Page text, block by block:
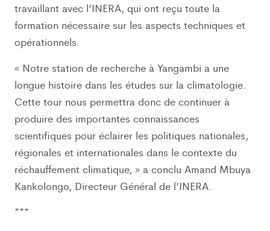
travaillant avec l’INERA, qui ont reçu toute la
formation nécessaire sur les aspects techniques et
opérationnels.
« Notre station de recherche à Yangambi a une
longue histoire dans les études sur la climatologie.
Cette tour nous permettra donc de continuer à
produire des importantes connaissances
scientifiques pour éclairer les politiques nationales,
régionales et internationales dans le contexte du
réchauffement climatique, » a conclu Amand Mbuya
Kankolongo, Directeur Général de l’INERA.
***